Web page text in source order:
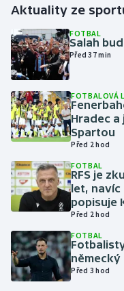
Golf
Gymnastika
Házená
Jezdectví
Judo
Krasobruslení
Lezení
Lyže a snowboard
Moderní pětiboj
Aktuality ze
FOTBAL
Salah
Před 37 min
FOTBALOVÁ
Hradec a
Spartou
Před 2 hod
FOTBAL
RFS je
let, navíc
popisuje
Před 2 hod
FOTBAL
německý
Před 3 hod